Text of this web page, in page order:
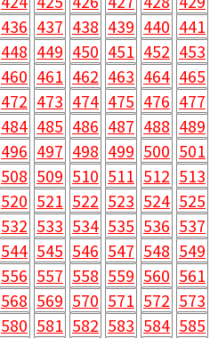
436 437 438 439 440 441
448 449 450 451 452 453
460 461 462 463 464 465
472 473 474 475 476 477
484 485 486 487 488 489
496 497 498 499 500 501
508 509 510 511 512 513
520 521 522 523 524 525
532 533 534 535 536 537
544 545 546 547 548 549
556 557 558 559 560 561
568 569 570 571 572 573
580 581 582 583 584 585